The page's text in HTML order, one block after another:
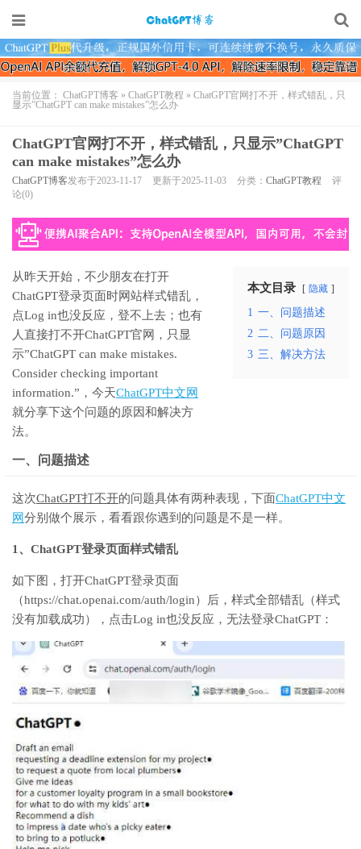
当前位置： ChatGPT博客 » ChatGPT教程 » ChatGPT官网打不开，样式错乱，只
显示”ChatGPT can make mistakes”怎么办
ChatGPT官网打不开，样式错乱，只显示”ChatGPT
can make mistakes”怎么办
ChatGPT博客发布于2023-11-17 更新于2025-11-03 分类： ChatGPT教程
评
论(0)
本文目录 隐藏
1 一、问题描述
2 二、问题原因
3 三、解决方法
从昨天开始，不少朋友在打开
ChatGPT登录页面时网站样式错乱，
点Log in也没反应，登不上去；也有
人直接打不开ChatGPT官网，只显
示”ChatGPT can make mistakes.
Consider checking important
information.”，今天ChatGPT中文网
就分享下这个问题的原因和解决方
法。
一、问题描述
这次ChatGPT打不开的问题具体有两种表现，下面ChatGPT中文
网分别做个展示，看看跟你遇到的问题是不是一样。
1、ChatGPT登录页面样式错乱
如下图，打开ChatGPT登录页面
（https://chat.openai.com/auth/login）后，样式全部错乱（样式
没有加载成功），点击Log in也没反应，无法登录ChatGPT：